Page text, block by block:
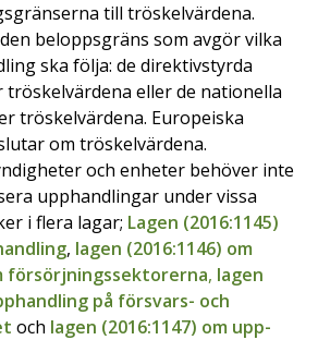
till tröskelvärdena.
beloppsgräns som avgör vilka
ska följa: de direktivstyrda
eller de nationella
tröskelvärdena. Europeiska
om tröskelvärdena.
och enheter behöver inte
upphandlingar under vissa
i flera lagar; Lagen (2016:1145)
, lagen (2016:1146) om
försörjningssektorerna, lagen
på försvars- och
och lagen (2016:1147) om upp­